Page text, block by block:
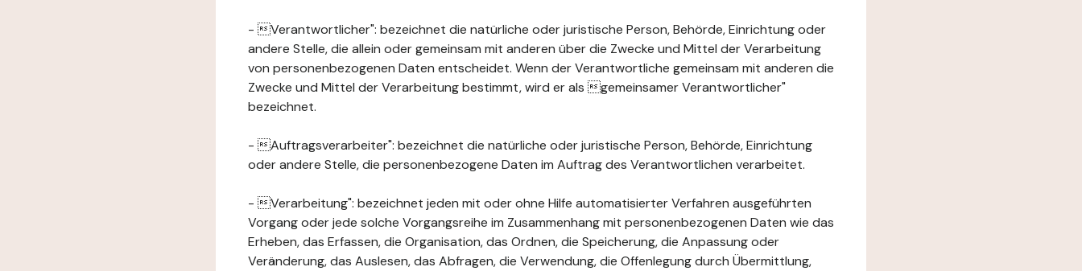
- Verantwortlicher": bezeichnet die natürliche oder juristische Person, Behörde, Einrichtung oder
andere Stelle, die allein oder gemeinsam mit anderen über die Zwecke und Mittel der Verarbeitung
von personenbezogenen Daten entscheidet. Wenn der Verantwortliche gemeinsam mit anderen die
Zwecke und Mittel der Verarbeitung bestimmt, wird er als gemeinsamer Verantwortlicher"
bezeichnet.
- Auftragsverarbeiter": bezeichnet die natürliche oder juristische Person, Behörde, Einrichtung
oder andere Stelle, die personenbezogene Daten im Auftrag des Verantwortlichen verarbeitet.
- Verarbeitung": bezeichnet jeden mit oder ohne Hilfe automatisierter Verfahren ausgeführten
Vorgang oder jede solche Vorgangsreihe im Zusammenhang mit personenbezogenen Daten wie das
Erheben, das Erfassen, die Organisation, das Ordnen, die Speicherung, die Anpassung oder
Veränderung, das Auslesen, das Abfragen, die Verwendung, die Offenlegung durch Übermittlung,